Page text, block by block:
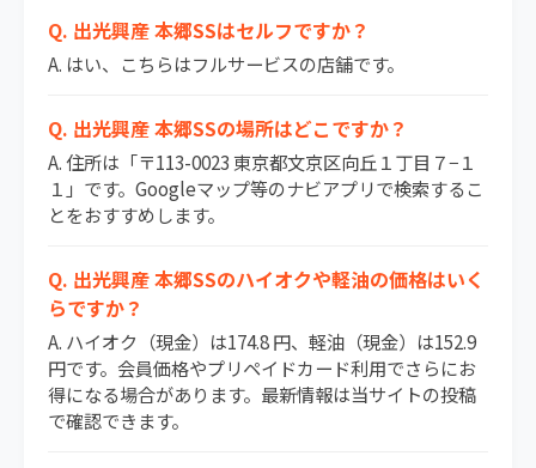
Q. 出光興産 本郷SSはセルフですか？
A. はい、こちらはフルサービスの店舗です。
Q. 出光興産 本郷SSの場所はどこですか？
A. 住所は「〒113-0023 東京都文京区向丘１丁目７−１
１」です。Googleマップ等のナビアプリで検索するこ
とをおすすめします。
Q. 出光興産 本郷SSのハイオクや軽油の価格はいく
らですか？
A. ハイオク（現金）は174.8 円、軽油（現金）は152.9
円です。会員価格やプリペイドカード利用でさらにお
得になる場合があります。最新情報は当サイトの投稿
で確認できます。